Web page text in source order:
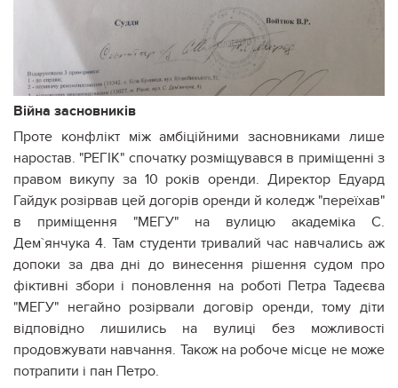
Війна засновників
Проте конфлікт між амбіційними засновниками лише
наростав. "РЕГІК" спочатку розміщувався в приміщенні з
правом викупу за 10 років оренди. Директор Едуард
Гайдук розірвав цей догорів оренди й коледж "переїхав"
в приміщення "МЕГУ" на вулицю академіка С.
Дем`янчука 4. Там студенти тривалий час навчались аж
допоки за два дні до винесення рішення судом про
фіктивні збори і поновлення на роботі Петра Тадеєва
"МЕГУ" негайно розірвали договір оренди, тому діти
відповідно лишились на вулиці без можливості
продовжувати навчання. Також на робоче місце не може
потрапити і пан Петро.